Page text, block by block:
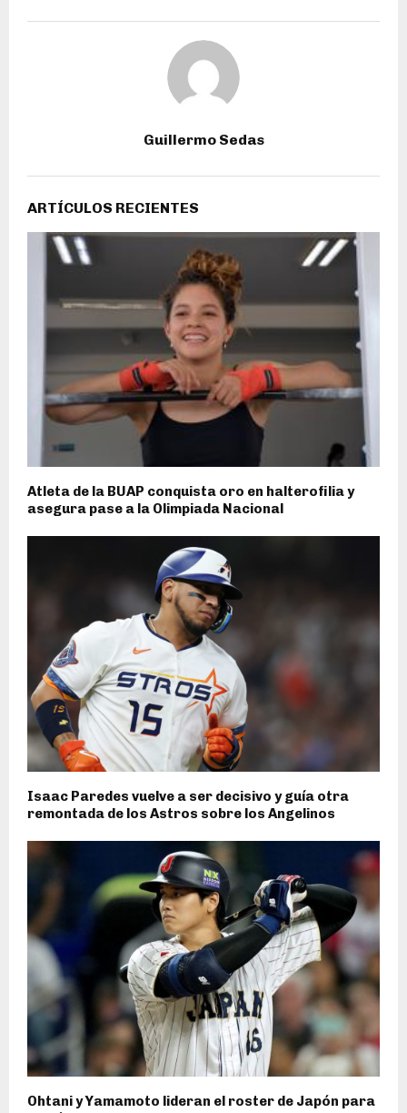
Guillermo Sedas
ARTÍCULOS RECIENTES
Atleta de la BUAP conquista oro en halterofilia y
asegura pase a la Olimpiada Nacional
Isaac Paredes vuelve a ser decisivo y guía otra
remontada de los Astros sobre los Angelinos
Ohtani y Yamamoto lideran el roster de Japón para